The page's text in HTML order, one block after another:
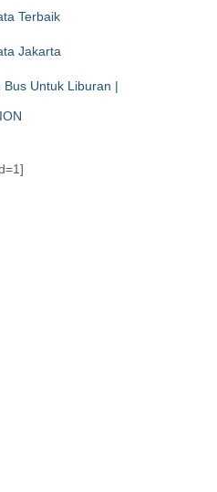
Terbaik
Jakarta
Untuk Liburan |